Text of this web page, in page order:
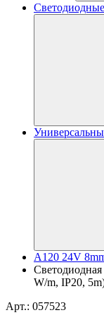
A120 24V
W/m, IP20,
Арт.: 057523